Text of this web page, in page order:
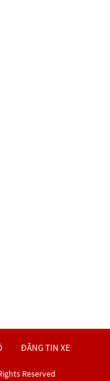
ĐĂNG TIN XE
Reserved